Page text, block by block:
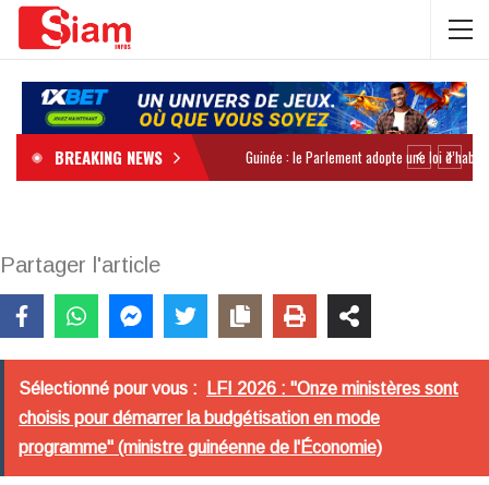
BREAKING NEWS
Partager l'article
Sélectionné pour vous :
LFI 2026 : "Onze ministères sont
choisis pour démarrer la budgétisation en mode
programme" (ministre guinéenne de l'Économie)